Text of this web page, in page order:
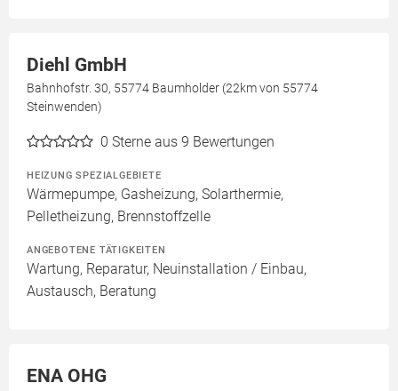
Diehl GmbH
Bahnhofstr. 30, 55774 Baumholder (22km von 55774
Steinwenden)
0 Sterne aus 9 Bewertungen
HEIZUNG SPEZIALGEBIETE
Wärmepumpe, Gasheizung, Solarthermie,
Pelletheizung, Brennstoffzelle
ANGEBOTENE TÄTIGKEITEN
Wartung, Reparatur, Neuinstallation / Einbau,
Austausch, Beratung
ENA OHG